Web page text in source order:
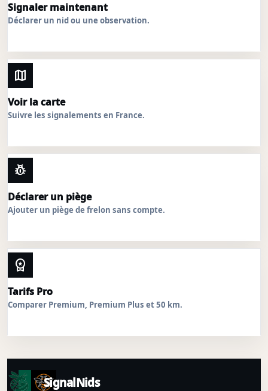
Signaler maintenant
Déclarer un nid ou une observation.
map
Voir la carte
Suivre les signalements en France.
pest_control
Déclarer un piège
Ajouter un piège de frelon sans compte.
workspace_premium
Tarifs Pro
Comparer Premium, Premium Plus et 50 km.
SignalNids